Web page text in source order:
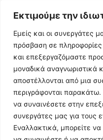
Εκτιμούμε την
Εμείς και οι συνεργάτες
πρόσβαση σε
και επεξεργαζόμαστε
μοναδικά αναγνωριστικά
αποστέλλονται από μια
περιγράφονται παρακάτω.
να συναινέσετε στην
συνεργάτες μας για τους
Εναλλακτικά, μπορείτε
© 2024 All
ηλεκτρονικό Μητρώο
και Ενημέρωσης (Αριθμός